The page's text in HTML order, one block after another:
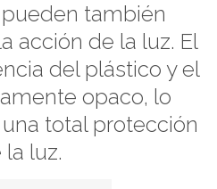
también
acción de la luz. El
del plástico y el
opaco, lo
total protección
luz.